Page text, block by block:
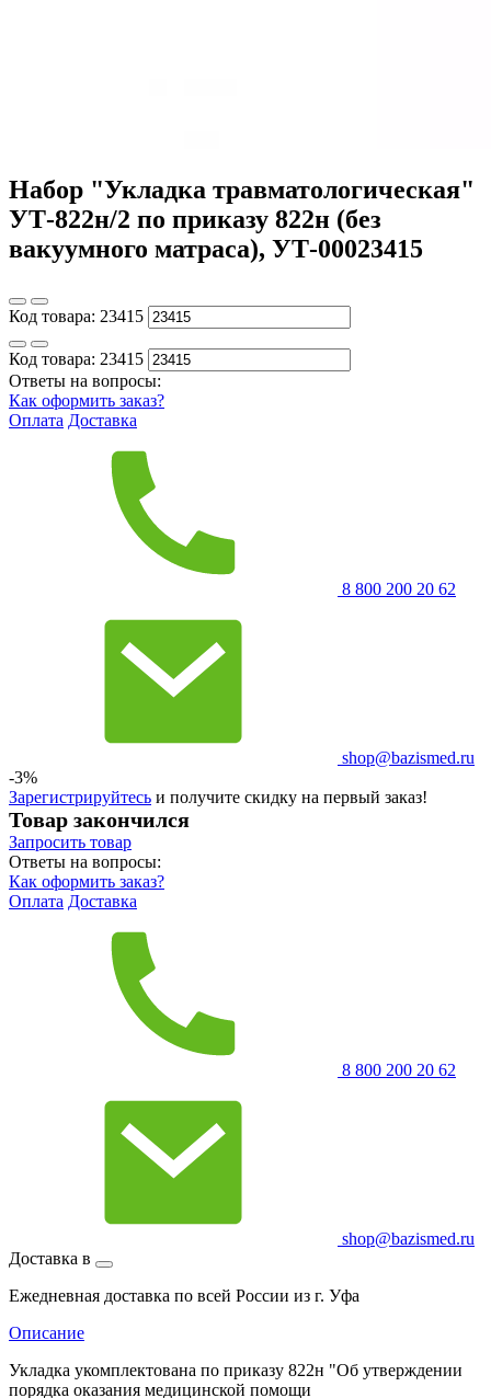
Набор "Укладка травматологическая"
УТ-822н/2 по приказу 822н (без
вакуумного матраса), УТ-00023415
Код товара: 23415
Код товара: 23415
Ответы на вопросы:
Как оформить заказ?
Оплата Доставка
8 800 200 20 62
shop@bazismed.ru
-3%
Зарегистрируйтесь и получите скидку на первый заказ!
Товар закончился
Запросить товар
Ответы на вопросы:
Как оформить заказ?
Оплата Доставка
8 800 200 20 62
shop@bazismed.ru
Доставка в
Ежедневная доставка по всей России из г. Уфа
Описание
Укладка укомплектована по приказу 822н "Об утверждении
порядка оказания медицинской помощи